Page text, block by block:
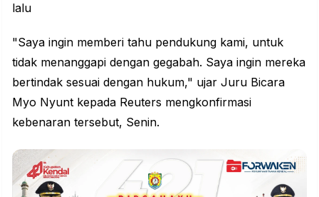
lalu
"Saya ingin memberi tahu pendukung kami, untuk
tidak menanggapi dengan gegabah. Saya ingin mereka
bertindak sesuai dengan hukum," ujar Juru Bicara
Myo Nyunt kepada Reuters mengkonfirmasi
kebenaran tersebut, Senin.